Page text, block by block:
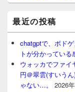
最近の投稿
chatgptで、ボド
トが分かっている
ウォッカでファイ
円＠翠雲(すいう
ゃない…。
2026